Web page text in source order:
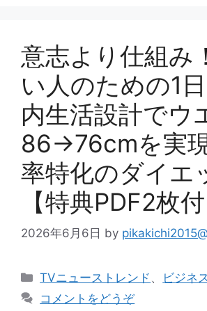
意志より仕組み
い人のための1
内生活設計でウ
86→76cmを実
率特化のダイエ
【特典PDF2枚付
2026年6月6日 by
カ
TVニューストレンド 、
ビジネス
コメントをどうぞ